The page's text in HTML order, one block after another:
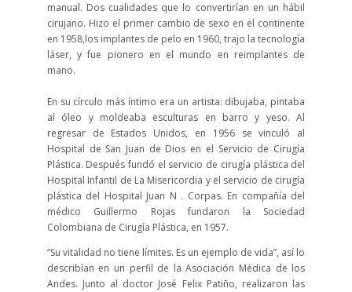
manual. Dos cualidades que lo convertirían en un hábil
cirujano. Hizo el primer cambio de sexo en el continente
en 1958,los implantes de pelo en 1960, trajo la tecnología
láser, y fue pionero en el mundo en reimplantes de
mano.
En su círculo más íntimo era un artista: dibujaba, pintaba
al óleo y moldeaba esculturas en barro y yeso. Al
regresar de Estados Unidos, en 1956 se vinculó al
Hospital de San Juan de Dios en el Servicio de Cirugía
Plástica. Después fundó el servicio de cirugía plástica del
Hospital Infantil de La Misericordia y el servicio de cirugía
plástica del Hospital Juan N . Corpas. En compañía del
médico Guillermo Rojas fundaron la Sociedad
Colombiana de Cirugía Plástica, en 1957.
“Su vitalidad no tiene límites. Es un ejemplo de vida”, así lo
describían en un perfil de la Asociación Médica de los
Andes. Junto al doctor José Felix Patiño, realizaron las